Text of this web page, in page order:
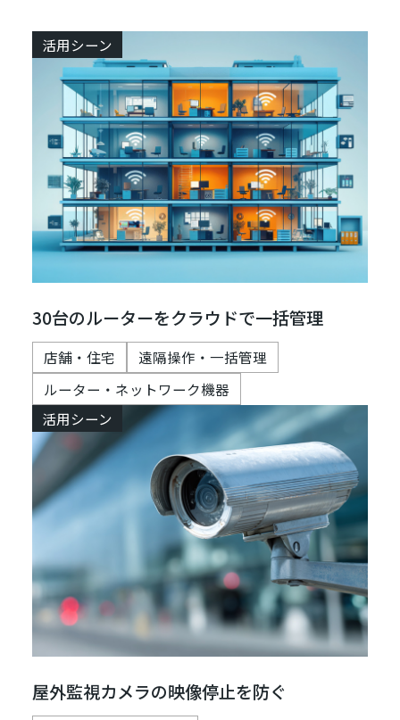
活用シーン
30台のルーターをクラウドで一括管理
店舗・住宅
遠隔操作・一括管理
ルーター・ネットワーク機器
活用シーン
屋外監視カメラの映像停止を防ぐ